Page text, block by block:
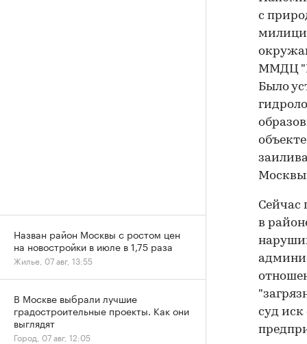
с
ММДЦ
Было
Москвы
Сейчас
в
суд иск
Назван район Москвы с ростом цен
на новостройки в июле в 1,75 раза
Жилье, 07 авг, 13:55
В Москве выбрали лучшие
градостроительные проекты. Как они
выглядят
Город, 07 авг, 12:05